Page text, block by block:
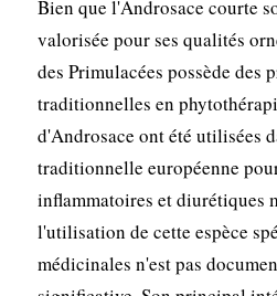
Bien que l'Androsace courte
valorisée pour ses qualités
des Primulacées possède des
traditionnelles en
d'Androsace ont été utilisées
traditionnelle européenne
inflammatoires et diurétiques
l'utilisation de cette espèce
médicinales n'est pas